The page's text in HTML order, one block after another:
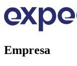
Empresa